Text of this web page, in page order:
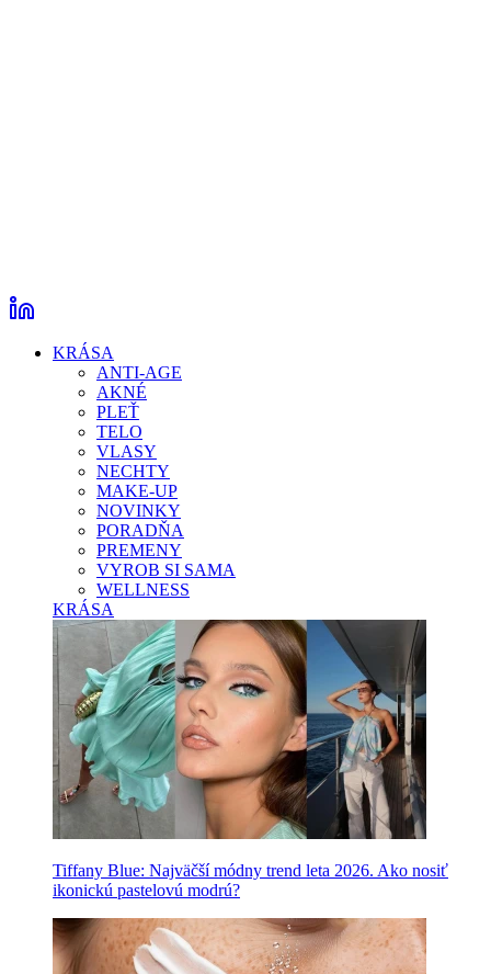
KRÁSA
ANTI-AGE
AKNÉ
PLEŤ
TELO
VLASY
NECHTY
MAKE-UP
NOVINKY
PORADŇA
PREMENY
VYROB SI SAMA
WELLNESS
KRÁSA
Tiffany Blue: Najväčší módny trend leta 2026. Ako nosiť
ikonickú pastelovú modrú?